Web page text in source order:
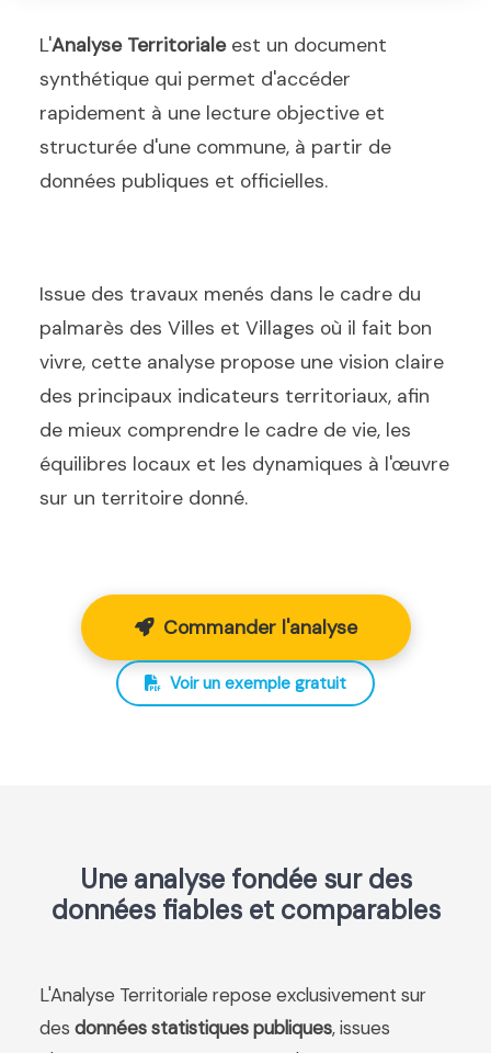
L'Analyse Territorialeest un document
synthétique qui permet d'accéder
rapidement à une lecture objective et
structurée d'une commune, à partir de
données publiques et officielles.
Issue des travaux menés dans le cadre du
palmarès des Villes et Villages où il fait bon
vivre, cette analyse propose une vision claire
des principaux indicateurs territoriaux, afin
de mieux comprendre le cadre de vie, les
équilibres locaux et les dynamiques à l'œuvre
sur un territoire donné.
Commander l'analyse
Voir un exemple gratuit
Une analyse fondée sur des
données fiables et comparables
L'Analyse Territoriale repose exclusivement sur
des données statistiques publiques, issues